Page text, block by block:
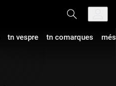
tn vespre tn comarques